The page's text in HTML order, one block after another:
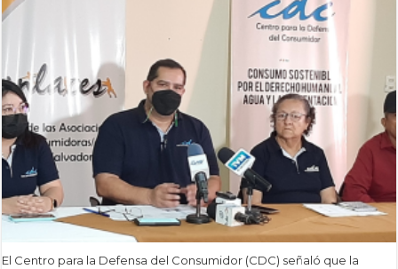
El Centro para la Defensa del Consumidor (CDC) señaló que la